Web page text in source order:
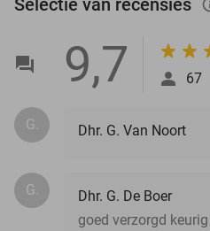
9,7 67
G. Dhr. G. Van Noort
G.
Dhr. G. De Boer
goed verzorgd